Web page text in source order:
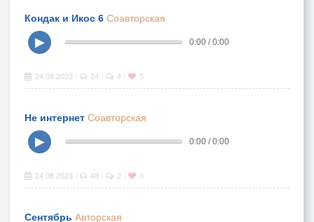
Кондак и Икос 6 Соавторская
▶
0:00 / 0:00
24.08.2023 24 4 5
Не интернет Соавторская
▶
0:00 / 0:00
24.08.2023 48 2 3
Сентябрь Авторская